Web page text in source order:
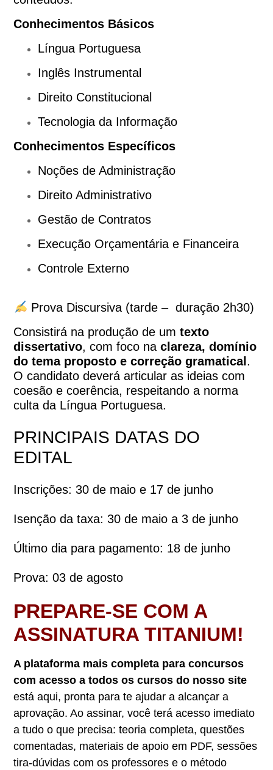
Conhecimentos Básicos
Língua Portuguesa
Inglês Instrumental
Direito Constitucional
Tecnologia da Informação
Conhecimentos Específicos
Noções de Administração
Direito Administrativo
Gestão de Contratos
Execução Orçamentária e Financeira
Controle Externo
Prova Discursiva (tarde – duração 2h30)
Consistirá na produção de umtexto
dissertativo, com foco naclareza, domínio
do tema proposto e correção gramatical .
O candidato deverá articular as ideias com
coesão e coerência, respeitando a norma
culta da Língua Portuguesa.
PRINCIPAIS DATAS DO
EDITAL
Inscrições: 30 de maio e 17 de junho
Isenção da taxa: 30 de maio a 3 de junho
Último dia para pagamento: 18 de junho
Prova: 03 de agosto
PREPARE-SE COM A
ASSINATURA TITANIUM!
A plataforma mais completa para concursos
com acesso a todos os cursos do nosso site
está aqui, pronta para te ajudar a alcançar a
aprovação. Ao assinar, você terá acesso imediato
a tudo o que precisa: teoria completa, questões
comentadas, materiais de apoio em PDF, sessões
tira-dúvidas com os professores e o método